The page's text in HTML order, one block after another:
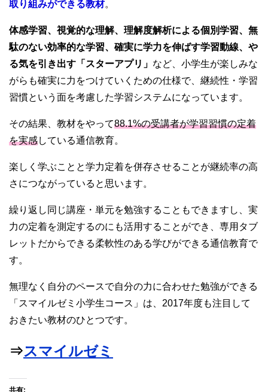
取り組みができる教材。
体感学習、視覚的な理解、理解度解析による個別学習、無
駄のない効率的な学習、確実に学力を伸ばす学習動線、や
る気を引き出す「スターアプリ」 など、小学生が楽しみな
がらも確実に力をつけていくための仕様で、継続性・学習
習慣という面を考慮した学習システムになっています。
その結果、教材をやって88.1%の受講者が学習習慣の定着
を実感している通信教育。
楽しく学ぶことと学力定着を併存させることが継続率の高
さにつながっていると思います。
繰り返し同じ講座・単元を勉強することもできますし、実
力の定着を測定するのにも活用することができ、専用タブ
レットだからできる柔軟性のある学びができる通信教育で
す。
無理なく自分のペースで自分の力に合わせた勉強ができる
「スマイルゼミ小学生コース」は、2017年度も注目して
おきたい教材のひとつです。
⇒スマイルゼミ
共有: